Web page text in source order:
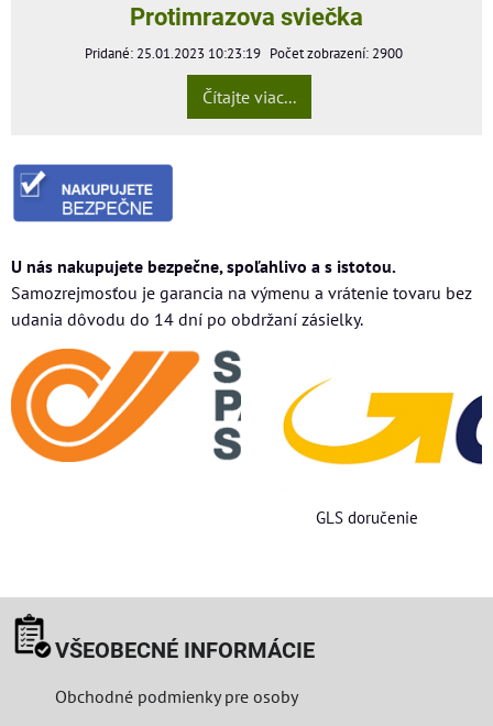
Protimrazova sviečka
Pridané: 25.01.2023 10:23:19 Počet zobrazení: 2900
Čítajte viac...
U nás nakupujete bezpečne, spoľahlivo a s istotou.
Samozrejmosťou je garancia na výmenu a vrátenie tovaru bez
udania dôvodu do 14 dní po obdržaní zásielky.
GLS doručenie
VŠEOBECNÉ INFORMÁCIE
Obchodné podmienky pre osoby